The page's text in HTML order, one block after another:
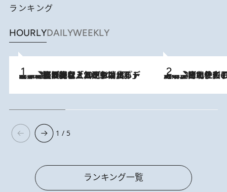
ランキング
HOURLYDAILYWEEKLY
2026.8.5
【なぜ吉沢亮は「気配を消せる」のか？】興行収入208億の『国宝』を経て挑むミュージカル『ディア・エヴァン・ハンセン』。トップ俳優が舞台上でさらけ出した“孤独”とは 2026.8.3
《「文士の子ども被害者の会」発足！》阿川佐和子（72）が語る遠藤周作に北杜夫、劇作家・矢代静一の子どもたちの“文豪プライベート事件簿”
1 / 5
ランキング一覧